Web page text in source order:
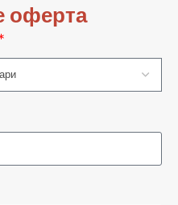
оферта